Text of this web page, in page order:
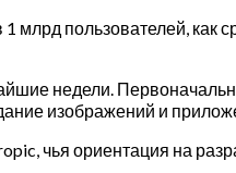
млрд пользователей,
недели.
изображений и
чья ориентация на